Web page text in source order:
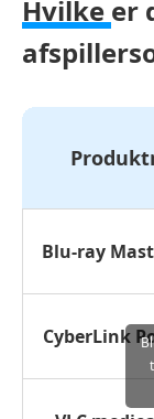
Hvilke er
Blu-ray
CyberLink